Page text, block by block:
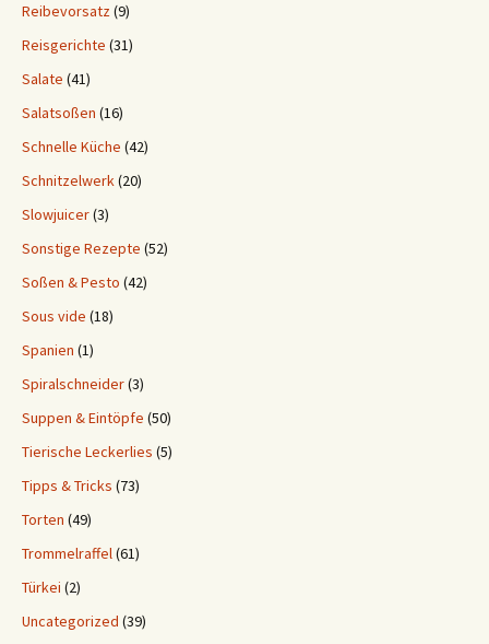
Reibevorsatz(9)
Reisgerichte (31)
Salate (41)
Salatsoßen (16)
Schnelle Küche (42)
Schnitzelwerk(20)
Slowjuicer(3)
Sonstige Rezepte (52)
Soßen & Pesto (42)
Sous vide (18)
Spanien (1)
Spiralschneider(3)
Suppen & Eintöpfe (50)
Tierische Leckerlies (5)
Tipps & Tricks (73)
Torten (49)
Trommelraffel(61)
Türkei (2)
Uncategorized (39)